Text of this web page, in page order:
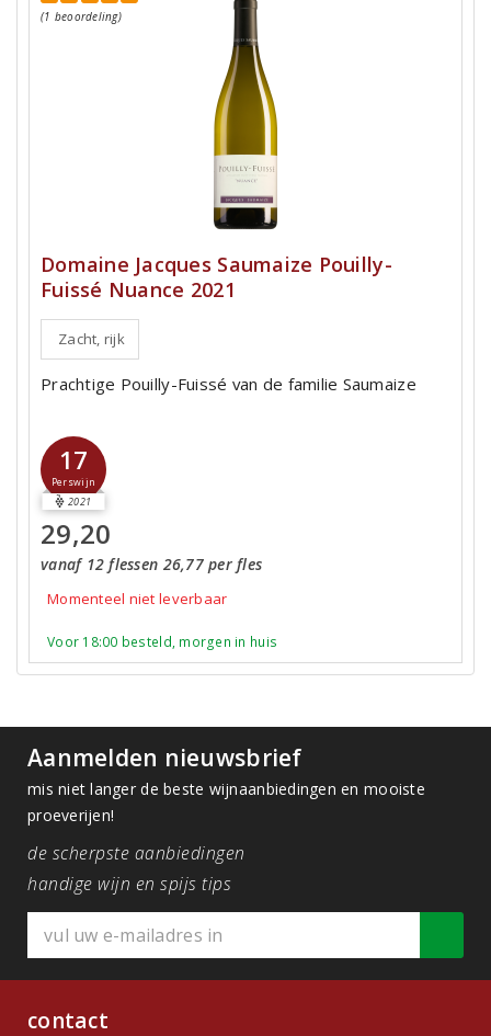
(1 beoordeling)
Domaine Jacques Saumaize Pouilly-
Fuissé Nuance 2021
Zacht, rijk
Prachtige Pouilly-Fuissé van de familie Saumaize
17
Perswijn
2021
29,20
vanaf 12 flessen 26,77 per fles
Momenteel niet leverbaar
Voor 18:00 besteld, morgen in huis
Aanmelden nieuwsbrief
mis niet langer de beste wijnaanbiedingen en mooiste
proeverijen!
de scherpste aanbiedingen
handige wijn en spijs tips
contact